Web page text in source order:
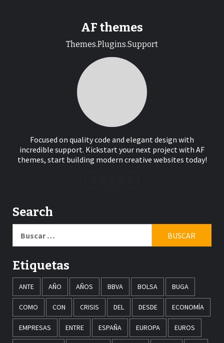
AF themes
Themes.Plugins.Support
Focused on quality code and elegant design with
incredible support. Kickstart your next project with AF
themes, start building modern creative websites today!
Search
Etiquetas
ANTE AÑO AÑOS BBVA BOLSA BUGA
COMO CON CRISIS DEL DESDE ECONOMÍA
EMPRESAS ENTRE ESPAÑA EUROPA EUROS